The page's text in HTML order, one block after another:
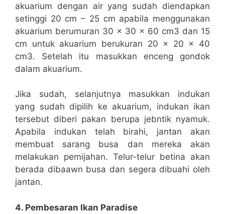
akuarium dengan air yang sudah diendapkan
setinggi 20 cm – 25 cm apabila menggunakan
akuarium berumuran 30 x 30 x 60 cm3 dan 15
cm untuk akuarium berukuran 20 x 20 x 40
cm3. Setelah itu masukkan enceng gondok
dalam akuarium.
Jika sudah, selanjutnya masukkan indukan
yang sudah dipilih ke akuarium, indukan ikan
tersebut diberi pakan berupa jebntik nyamuk.
Apabila indukan telah birahi, jantan akan
membuat sarang busa dan mereka akan
melakukan pemijahan. Telur-telur betina akan
berada dibaawn busa dan segera dibuahi oleh
jantan.
4. Pembesaran Ikan Paradise